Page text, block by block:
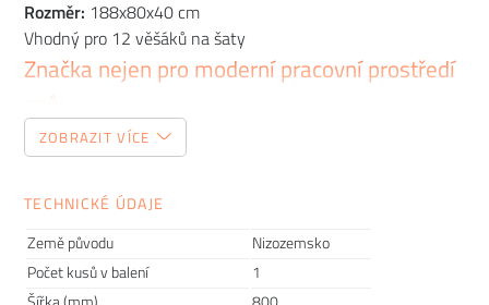
Rozměr: 188x80x40 cm
Vhodný pro 12 věšáků na šaty
Značka nejen pro moderní pracovní prostředí
Strohá kancelář zahalená do nudných odstínů? Tento
nečekejte! Tato značka dokazuje, že i
mohou zazářit
v hravých barvách a zároveň
reprezentovat, být stylovými designovými místy, kde není
nouze o inspiraci, dobré nápady přichází samy a v nichž
ZOBRAZIT VÍCE
TECHNICKÉ ÚDAJE
Země původu
Nizozemsko
Počet kusů v balení
1